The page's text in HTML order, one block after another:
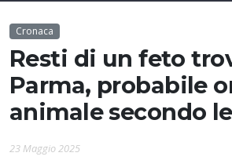
Cronaca
Resti di un feto
Parma, probabile
animale secondo
23 Maggio 2025